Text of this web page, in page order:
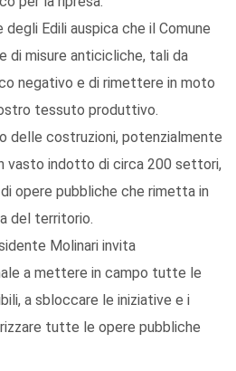
Edili auspica che il Comune
di misure anticicliche, tali da
negativo e di rimettere in moto
tessuto produttivo.
delle costruzioni, potenzialmente
vasto indotto di circa 200 settori,
opere pubbliche che rimetta in
del territorio.
Molinari invita
a mettere in campo tutte le
a sbloccare le iniziative e i
tutte le opere pubbliche